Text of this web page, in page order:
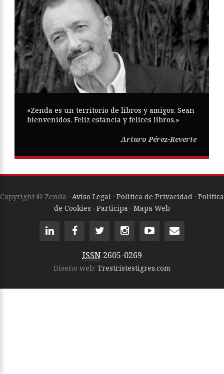
«Zenda es un territorio de libros y amigos. Sean
bienvenidos. Feliz estancia y felices libros.»
Arturo Pérez-Reverte
Copyright © Zenda · Aviso Legal · Política de Privacidad · Política
de Cookies · Participa · Mapa Web
ISSN 2605-0269
Diseño web: Trestristestigres.com